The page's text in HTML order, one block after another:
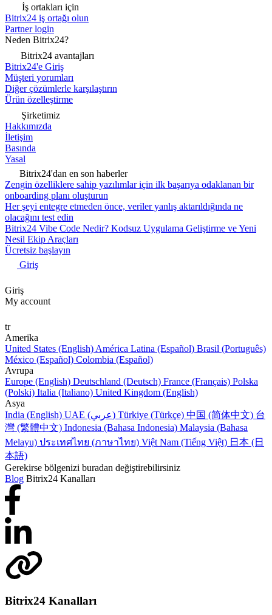
İş ortakları için
Bitrix24 iş ortağı olun
Partner login
Neden Bitrix24?
Bitrix24 avantajları
Bitrix24'e Giriş
Müşteri yorumları
Diğer çözümlerle karşılaştırın
Ürün özelleştirme
Şirketimiz
Hakkımızda
İletişim
Basında
Yasal
Bitrix24'dan en son haberler
Zengin özelliklere sahip yazılımlar için ilk başarıya odaklanan bir
onboarding planı oluşturun
Her şeyi entegre etmeden önce, veriler yanlış aktarıldığında ne
olacağını test edin
Bitrix24 Vibe Code Nedir? Kodsuz Uygulama Geliştirme ve Yeni
Nesil Ekip Araçları
Ücretsiz başlayın
Giriş
Giriş
My account
tr
Amerika
United States (English) América Latina (Español) Brasil (Português)
México (Español) Colombia (Español)
Avrupa
Europe (English) Deutschland (Deutsch) France (Français) Polska
(Polski) Italia (Italiano) United Kingdom (English)
Asya
India (English)
UAE (عربي) Türkiye (Türkçe) 中国 (简体中文) 台
灣 (繁體中文) Indonesia (Bahasa Indonesia) Malaysia (Bahasa
Melayu) ประเทศไทย (ภาษาไทย) Việt Nam (Tiếng Việt) 日本 (日
本語)
Gerekirse bölgenizi buradan değiştirebilirsiniz
Blog Bitrix24 Kanalları
Bitrix24 Kanalları